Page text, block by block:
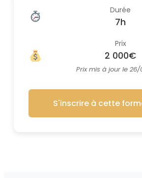
Durée
7h
Prix
2 000€
Prix mis à jour le 26/
S'inscrire à cette